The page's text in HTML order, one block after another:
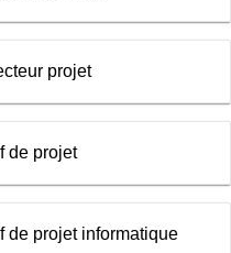
projet
de projet
de projet informatique